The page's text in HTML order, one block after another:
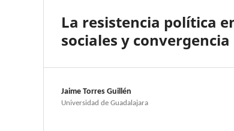
La resistencia política
sociales y convergencia
Jaime Torres Guillén
Universidad de Guadalajara